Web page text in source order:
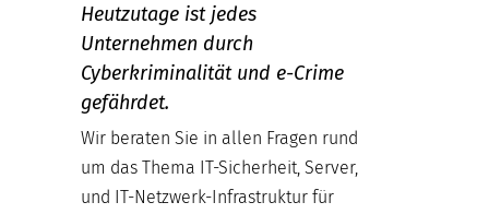
Heutzutage ist jedes
Unternehmen durch
Cyberkriminalität und e-Crime
gefährdet.
Wir beraten Sie in allen Fragen rund
um das Thema IT-Sicherheit, Server,
und IT-Netzwerk-Infrastruktur für